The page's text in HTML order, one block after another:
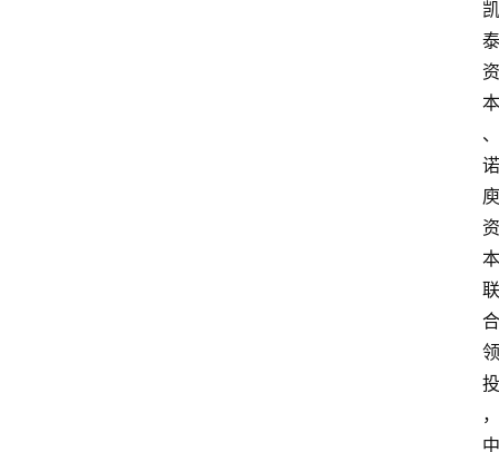
凯
泰
资
本
、
诺
庾
资
本
联
合
领
投
，
中